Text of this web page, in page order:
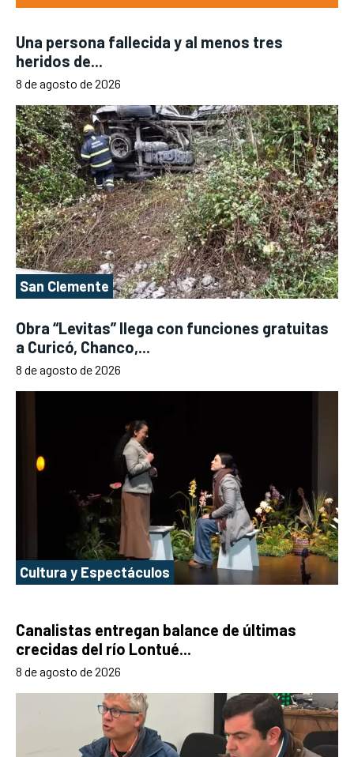
Una persona fallecida y al menos tres
heridos de...
8 de agosto de 2026
San Clemente
Obra “Levitas” llega con funciones gratuitas
a Curicó, Chanco,...
8 de agosto de 2026
Cultura y Espectáculos
Canalistas entregan balance de últimas
crecidas del río Lontué...
8 de agosto de 2026